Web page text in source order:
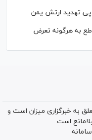
به هرگونه تعرض
به خبرگزاری میزان است و
است.
سامانه